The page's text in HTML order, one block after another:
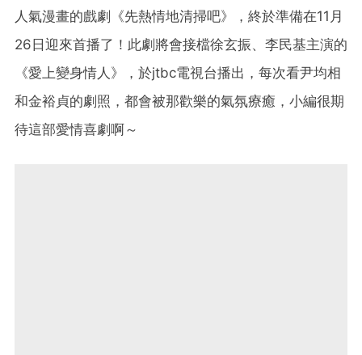
人氣漫畫的戲劇《先熱情地清掃吧》，終於準備在11月
26日迎來首播了！此劇將會接檔徐玄振、李民基主演的
《愛上變身情人》，於jtbc電視台播出，每次看尹均相
和金裕貞的劇照，都會被那歡樂的氣氛療癒，小編很期
待這部愛情喜劇啊～